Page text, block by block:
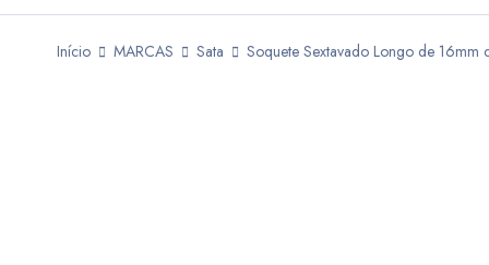
Início MARCAS Sata Soquete Sextavado Longo de